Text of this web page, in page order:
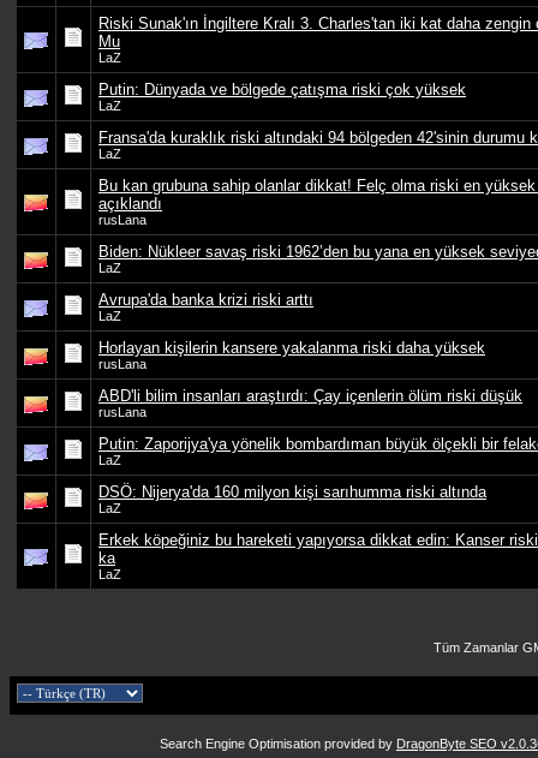
Riski Sunak'ın İngiltere Kralı 3. Charles'tan iki kat daha
Mu
LaZ
Putin: Dünyada ve bölgede çatışma riski çok yüksek
LaZ
Fransa'da kuraklık riski altındaki 94 bölgeden 42'sinin durumu
LaZ
Bu kan grubuna sahip olanlar dikkat! Felç olma riski en
açıklandı
rusLana
Biden: Nükleer savaş riski 1962’den bu yana en yüksek
LaZ
Avrupa'da banka krizi riski arttı
LaZ
Horlayan kişilerin kansere yakalanma riski daha yüksek
rusLana
ABD'li bilim insanları araştırdı: Çay içenlerin ölüm riski düşük
rusLana
Putin: Zaporijya'ya yönelik bombardıman büyük ölçekli bir
LaZ
DSÖ: Nijerya'da 160 milyon kişi sarıhumma riski altında
LaZ
Erkek köpeğiniz bu hareketi yapıyorsa dikkat edin: Kanser
ka
LaZ
Tüm Zamanlar
Search Engine Optimisation provided by DragonByte SEO